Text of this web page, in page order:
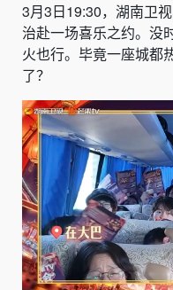
3月3日19:30，湖南卫
治赴一场喜乐之约。没
火也行。毕竟一座城都
了？